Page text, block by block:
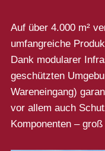
Auf über 4.000 m²
umfangreiche
Dank modularer
geschützten
Wareneingang)
vor allem auch
Komponenten –